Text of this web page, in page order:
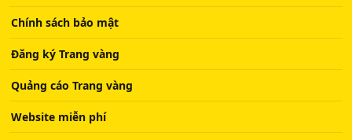
Chính sách bảo mật
Đăng ký Trang vàng
Quảng cáo Trang vàng
Website miễn phí